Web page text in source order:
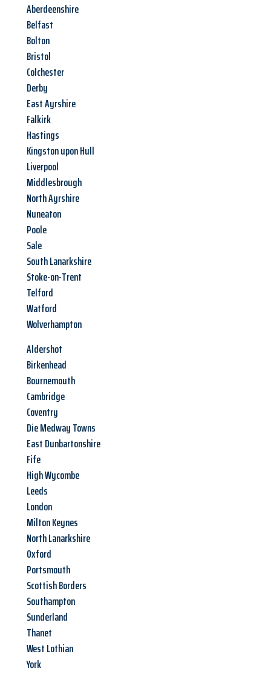
Aberdeenshire
Belfast
Bolton
Bristol
Colchester
Derby
East Ayrshire
Falkirk
Hastings
Kingston upon Hull
Liverpool
Middlesbrough
North Ayrshire
Nuneaton
Poole
Sale
South Lanarkshire
Stoke-on-Trent
Telford
Watford
Wolverhampton
Aldershot
Birkenhead
Bournemouth
Cambridge
Coventry
Die Medway Towns
East Dunbartonshire
Fife
High Wycombe
Leeds
London
Milton Keynes
North Lanarkshire
Oxford
Portsmouth
Scottish Borders
Southampton
Sunderland
Thanet
West Lothian
York